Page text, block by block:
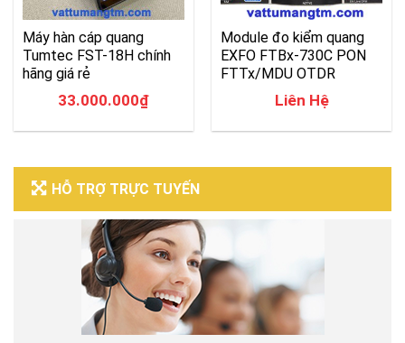
Máy hàn cáp quang
Tumtec FST-18H chính
hãng giá rẻ
33.000.000₫
Module đo kiểm quang
EXFO FTBx-730C PON
FTTx/MDU OTDR
Liên Hệ
HỖ TRỢ TRỰC TUYẾN